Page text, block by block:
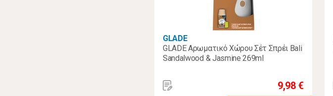
GLADE
GLADE Αρωματικό Χώρου Σέτ Σπρέι Bali
Sandalwood & Jasmine 269ml
9,98 €